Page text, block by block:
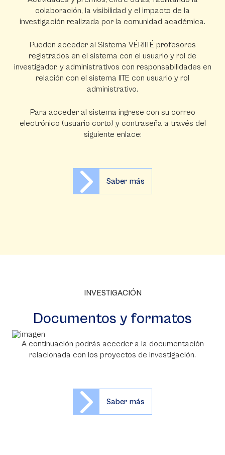
colaboración, la visibilidad y el impacto de la
investigación realizada por la comunidad académica.
Pueden acceder al Sistema VÉRIITÉ profesores
registrados en el sistema con el usuario y rol de
investigador, y administrativos con responsabilidades en
relación con el sistema IITE con usuario y rol
administrativo.
Para acceder al sistema ingrese con su correo
electrónico (usuario corto) y contraseña a través del
siguiente enlace:
Saber más
INVESTIGACIÓN
Documentos y formatos
A continuación podrás acceder a la documentación
relacionada con los proyectos de investigación.
Saber más